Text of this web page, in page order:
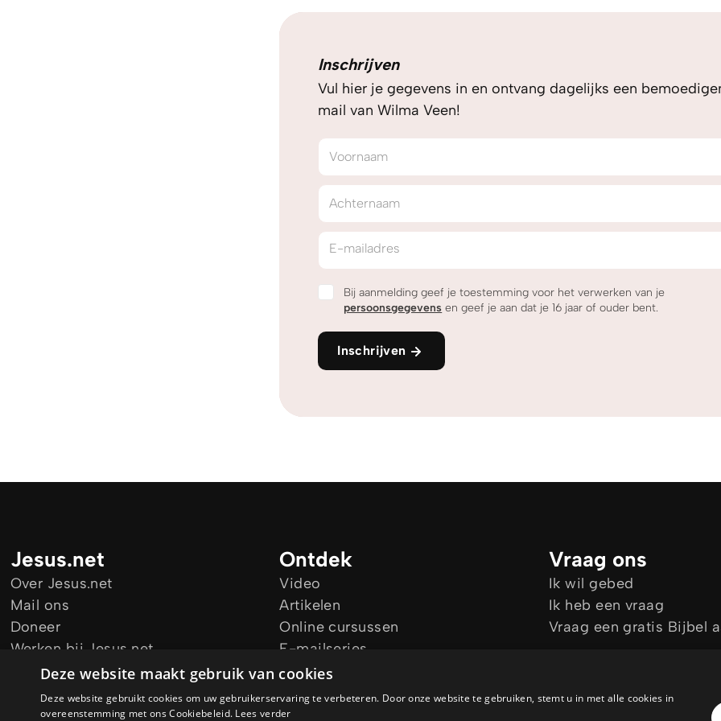
Inschrijven
Vul hier je gegevens in en ontvang dagelijks een
mail van Wilma Veen!
Voornaam
Achternaam
E-mailadres
Bij aanmelding geef je toestemming voor het verwerken van je
persoonsgegevens en geef je aan dat je 16 jaar of ouder bent.
Inschrijven
Jesus.net
Over Jesus.net
Mail ons
Doneer
Werken bij Jesus.net
Blijf op de hoogte
Ontdek
Video
Artikelen
Online cursussen
E-mailseries
Audio Guides
Vraag ons
Ik wil gebed
Ik heb een vraag
Vraag een gratis Bijbel
Deze website maakt gebruik van cookies
Deze website gebruikt cookies om uw gebruikerservaring te verbeteren. Door onze website te gebruiken, stemt u in met alle cookies in
overeenstemming met ons Cookiebeleid. Lees verder